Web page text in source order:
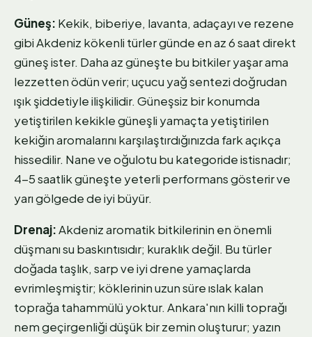
Güneş: Kekik, biberiye, lavanta, adaçayı ve rezene
gibi Akdeniz kökenli türler günde en az 6 saat direkt
güneş ister. Daha az güneşte bu bitkiler yaşar ama
lezzetten ödün verir; uçucu yağ sentezi doğrudan
ışık şiddetiyle ilişkilidir. Güneşsiz bir konumda
yetiştirilen kekikle güneşli yamaçta yetiştirilen
kekiğin aromalarını karşılaştırdığınızda fark açıkça
hissedilir. Nane ve oğulotu bu kategoride istisnadır;
4-5 saatlik güneşte yeterli performans gösterir ve
yarı gölgede de iyi büyür.
Drenaj:Akdeniz aromatik bitkilerinin en önemli
düşmanı su baskıntısıdır; kuraklık değil. Bu türler
doğada taşlık, sarp ve iyi drene yamaçlarda
evrimleşmiştir; köklerinin uzun süre ıslak kalan
toprağa tahammülü yoktur. Ankara'nın killi toprağı
nem geçirgenliği düşük bir zemin oluşturur; yazın